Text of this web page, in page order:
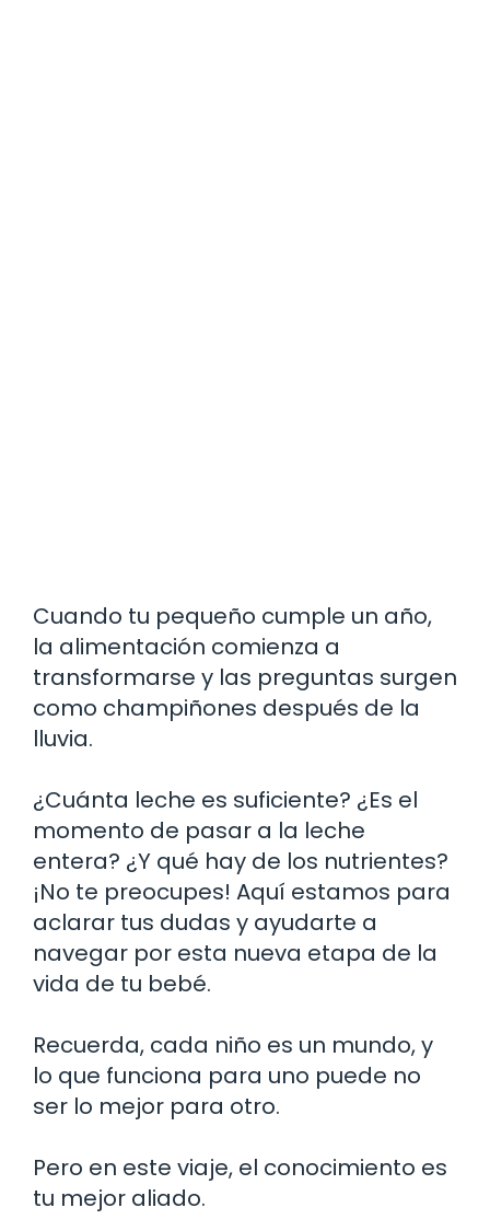
Cuando tu pequeño cumple un año,
la alimentación comienza a
transformarse y las preguntas surgen
como champiñones después de la
lluvia.
¿Cuánta leche es suficiente? ¿Es el
momento de pasar a la leche
entera? ¿Y qué hay de los nutrientes?
¡No te preocupes! Aquí estamos para
aclarar tus dudas y ayudarte a
navegar por esta nueva etapa de la
vida de tu bebé.
Recuerda, cada niño es un mundo, y
lo que funciona para uno puede no
ser lo mejor para otro.
Pero en este viaje, el conocimiento es
tu mejor aliado.